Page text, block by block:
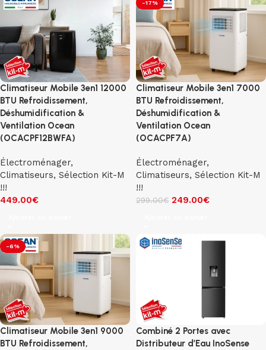
Climatiseur Mobile 3en1 12000
BTU Refroidissement,
Déshumidification &
Ventilation Ocean
(OCACPF12BWFA)
Électroménager,
Climatiseurs, Sélection Kit-M
!!!
449.00€
-17%
Climatiseur Mobile 3en1 7000
BTU Refroidissement,
Déshumidification &
Ventilation Ocean
(OCACPF7A)
Électroménager,
Climatiseurs, Sélection Kit-M
!!!
299.00€ 249.00€
-6%
Climatiseur Mobile 3en1 9000
BTU Refroidissement,
Combiné 2 Portes avec
Distributeur d’Eau InoSense